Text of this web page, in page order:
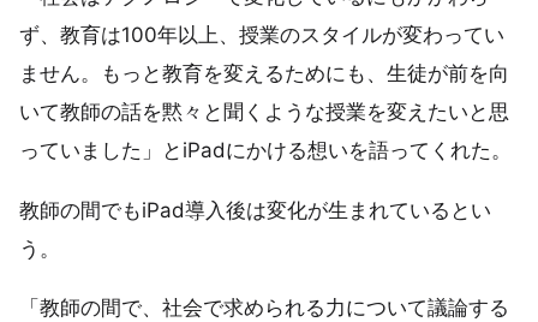
ず、教育は100年以上、授業のスタイルが変わってい
ません。もっと教育を変えるためにも、生徒が前を向
いて教師の話を黙々と聞くような授業を変えたいと思
っていました」とiPadにかける想いを語ってくれた。
教師の間でもiPad導入後は変化が生まれているとい
う。
「教師の間で、社会で求められる力について議論する